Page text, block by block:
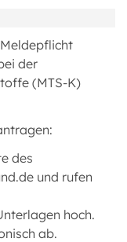
der
(MTS-K)
des
und rufen
hoch.
ab.